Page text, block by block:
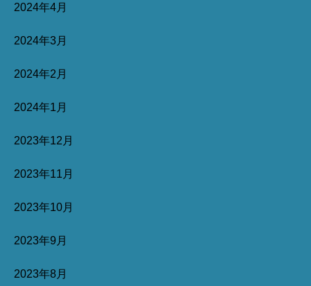
2024年4月
2024年3月
2024年2月
2024年1月
2023年12月
2023年11月
2023年10月
2023年9月
2023年8月